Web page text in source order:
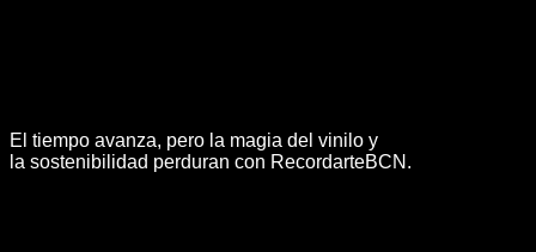
El tiempo avanza, pero la magia del vinilo y
la sostenibilidad perduran con RecordarteBCN.